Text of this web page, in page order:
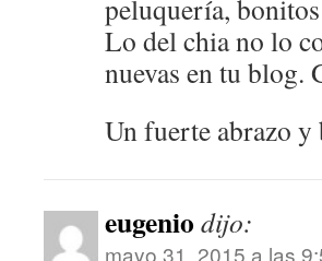
peluquería,
Lo del chia no lo
nuevas en tu blog.
Un fuerte abrazo y
eugenio dijo:
mayo 31, 2015 a las